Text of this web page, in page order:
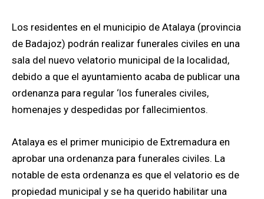
Los residentes en el municipio de Atalaya (provincia
de Badajoz) podrán realizar funerales civiles en una
sala del nuevo velatorio municipal de la localidad,
debido a que el ayuntamiento acaba de publicar una
ordenanza para regular ‘los funerales civiles,
homenajes y despedidas por fallecimientos.
Atalaya es el primer municipio de Extremadura en
aprobar una ordenanza para funerales civiles. La
notable de esta ordenanza es que el velatorio es de
propiedad municipal y se ha querido habilitar una